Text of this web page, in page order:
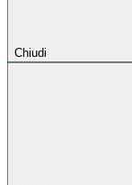
Chiudi